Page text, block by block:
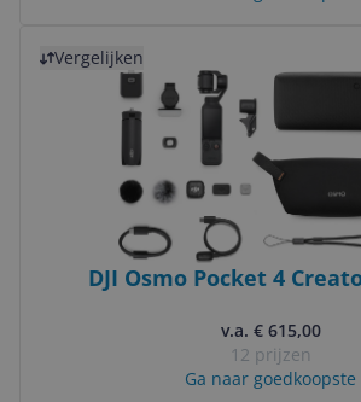
Vergelijken
DJI Osmo Pocket 4
v.a. € 615,00
12 prijzen
Ga naar goedkoopste